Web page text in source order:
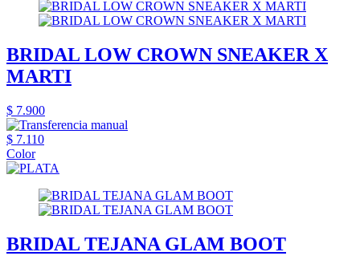
BRIDAL LOW CROWN SNEAKER X
MARTI
$ 7.900
$ 7.110
Color
BRIDAL TEJANA GLAM BOOT